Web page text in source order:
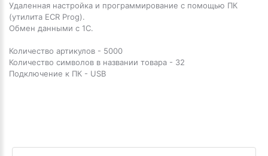
Удаленная настройка и программирование с помощью ПК
(утилита ECR Prog).
Обмен данными с 1С.
Количество артикулов - 5000
Количество символов в названии товара - 32
Подключение к ПК - USB